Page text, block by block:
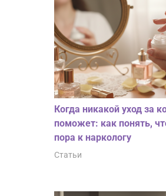
Когда никакой уход за
поможет: как понять,
пора к наркологу
Статьи